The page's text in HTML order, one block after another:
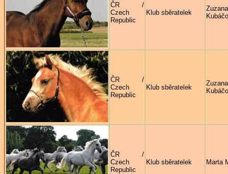
ČR /
Czech
Republic
Klub sběratelek
Zuzana
ČR /
Czech
Republic
Klub sběratelek
Zuzana
ČR /
Czech
Republic
Klub sběratelek Marta